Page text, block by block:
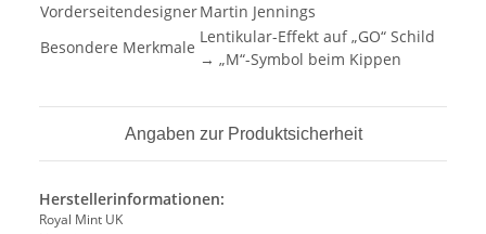
VorderseitendesignerMartin Jennings
Besondere Merkmale
Lentikular-Effekt auf „GO“ Schild
→ „M“-Symbol beim Kippen
Angaben zur Produktsicherheit
Herstellerinformationen:
Royal Mint UK